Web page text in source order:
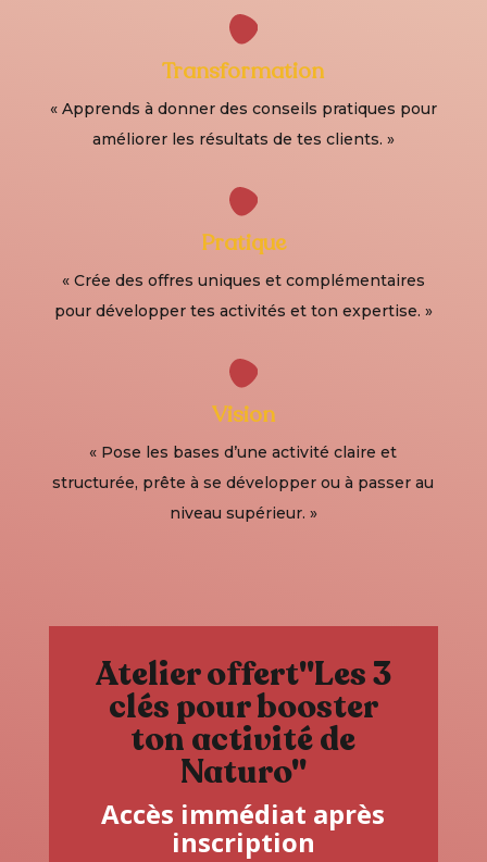
Transformation
« Apprends à donner des conseils pratiques pour
améliorer les résultats de tes clients. »
Pratique
« Crée des offres uniques et complémentaires
pour développer tes activités et ton expertise. »
Vision
« Pose les bases d’une activité claire et
structurée, prête à se développer ou à passer au
niveau supérieur. »
Atelier offert"Les 3
clés pour booster
ton activité de
Naturo"
Accès immédiat après
inscription